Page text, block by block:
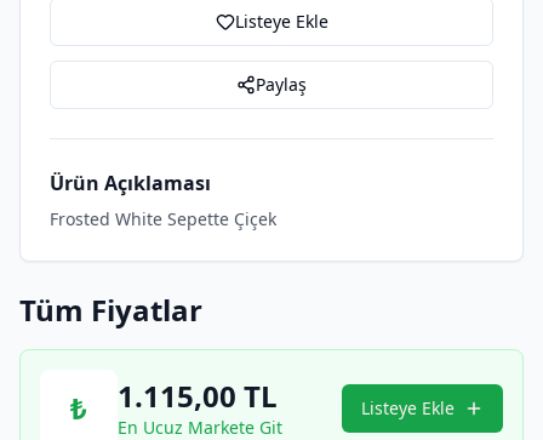
Listeye Ekle
Paylaş
Ürün Açıklaması
Frosted White Sepette Çiçek
Tüm Fiyatlar
₺ 1.115,00 TL
En Ucuz Markete Git
Listeye Ekle